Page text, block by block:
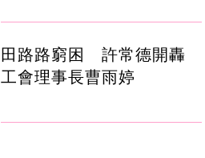
田路路窮困 許常德開轟
工會理事長曹雨婷